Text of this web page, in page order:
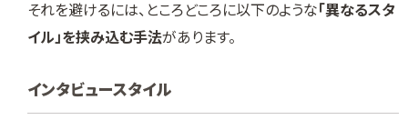
それを避けるには、ところどころに以下のような「異なるスタ
イル」を挟み込む手法があります。
インタビュースタイル